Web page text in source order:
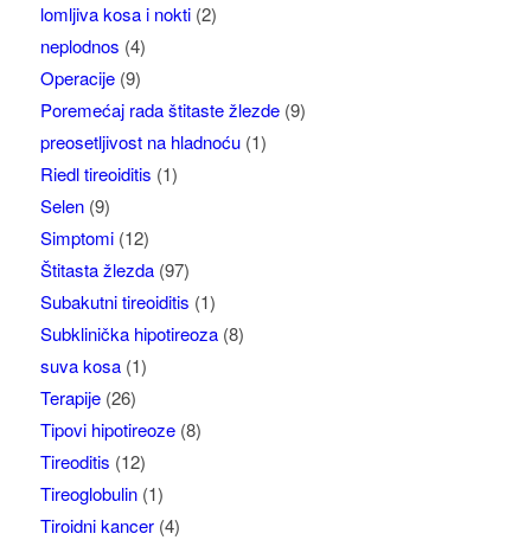
lomljiva kosa i nokti(2)
neplodnos (4)
Operacije(9)
Poremećaj rada štitaste žlezde(9)
preosetljivost na hladnoću(1)
Riedl tireoiditis (1)
Selen(9)
Simptomi(12)
Štitasta žlezda(97)
Subakutni tireoiditis (1)
Subklinička hipotireoza(8)
suva kosa(1)
Terapije(26)
Tipovi hipotireoze(8)
Tireoditis (12)
Tireoglobulin(1)
Tiroidni kancer(4)